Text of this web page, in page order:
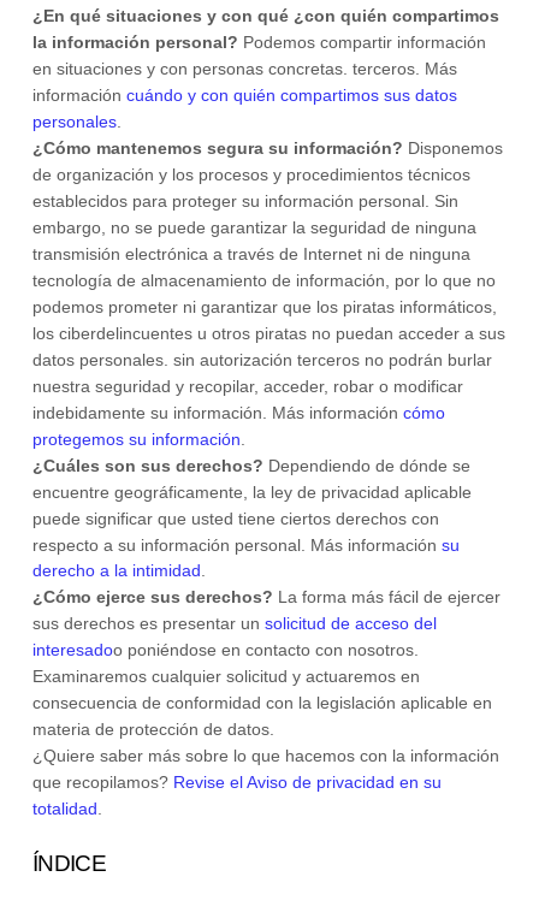
¿En qué situaciones y con qué ¿con quién compartimos
la información personal? Podemos compartir información
en situaciones y con personas concretas. terceros. Más
información cuándo y con quién compartimos sus datos
personales.
¿Cómo mantenemos segura su información? Disponemos
de organización y los procesos y procedimientos técnicos
establecidos para proteger su información personal. Sin
embargo, no se puede garantizar la seguridad de ninguna
transmisión electrónica a través de Internet ni de ninguna
tecnología de almacenamiento de información, por lo que no
podemos prometer ni garantizar que los piratas informáticos,
los ciberdelincuentes u otros piratas no puedan acceder a sus
datos personales. sin autorización terceros no podrán burlar
nuestra seguridad y recopilar, acceder, robar o modificar
indebidamente su información. Más información cómo
protegemos su información
¿Cuáles son sus derechos? Dependiendo de dónde se
encuentre geográficamente, la ley de privacidad aplicable
puede significar que usted tiene ciertos derechos con
respecto a su información personal. Más información su
derecho a la intimidad
¿Cómo ejerce sus derechos? La forma más fácil de ejercer
sus derechos es presentar un solicitud de acceso del
interesadoo poniéndose en contacto con nosotros.
Examinaremos cualquier solicitud y actuaremos en
consecuencia de conformidad con la legislación aplicable en
materia de protección de datos.
¿Quiere saber más sobre lo que hacemos con la información
que recopilamos? Revise el Aviso de privacidad en su
totalidad
ÍNDICE